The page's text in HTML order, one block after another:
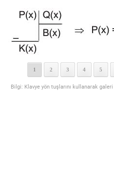
1 2 3 4 5
Bilgi: Klavye yön tuşlarını kullanarak